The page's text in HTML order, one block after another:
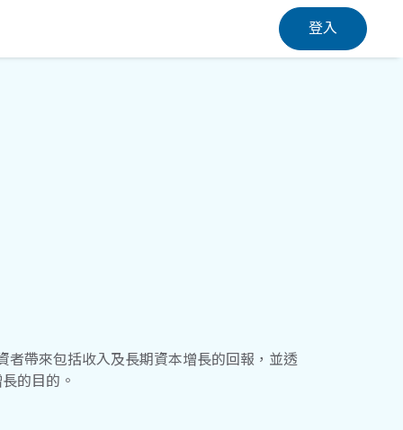
登入
帶來包括收入及長期資本增長的回報，並透
的目的。